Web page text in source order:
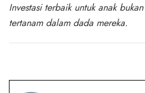
Investasi terbaik untuk anak
tertanam dalam dada mereka.